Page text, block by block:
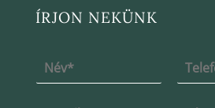
ÍRJON NEKÜNK